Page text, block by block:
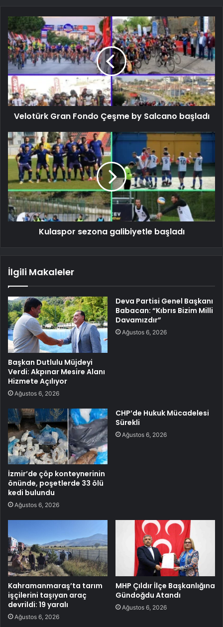
Velotürk Gran Fondo Çeşme by Salcano başladı
Kulaspor sezona galibiyetle başladı
İlgili Makaleler
Başkan Dutlulu Müjdeyi
Verdi: Akpınar Mesire Alanı
Hizmete Açılıyor
Ağustos 6, 2026
Deva Partisi Genel Başkanı
Babacan: “Kıbrıs Bizim Milli
Davamızdır”
Ağustos 6, 2026
İzmir’de çöp konteynerinin
önünde, poşetlerde 33 ölü
kedi bulundu
Ağustos 6, 2026
CHP’de Hukuk Mücadelesi
Sürekli
Ağustos 6, 2026
Kahramanmaraş’ta tarım
işçilerini taşıyan araç
devrildi: 19 yaralı
Ağustos 6, 2026
MHP Çıldır İlçe Başkanlığına
Gündoğdu Atandı
Ağustos 6, 2026